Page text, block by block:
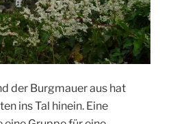
der Burgmauer aus hat
ins Tal hinein. Eine